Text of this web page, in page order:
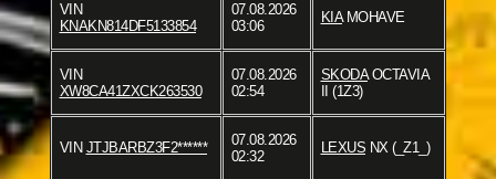
VIN
KNAKN814DF5133854
07.08.2026
03:06
KIAMOHAVE
VIN
XW8CA41ZXCK263530
07.08.2026
02:54
SKODAOCTAVIA
II (1Z3)
VIN JTJBARBZ3F2******
07.08.2026
02:32
LEXUS NX (_Z1_)